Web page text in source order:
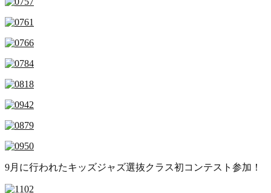
9月に行われたキッズジャズ選抜クラス初コンテスト参加！